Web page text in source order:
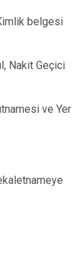
belgesi
Nakit Geçici
ve Yer